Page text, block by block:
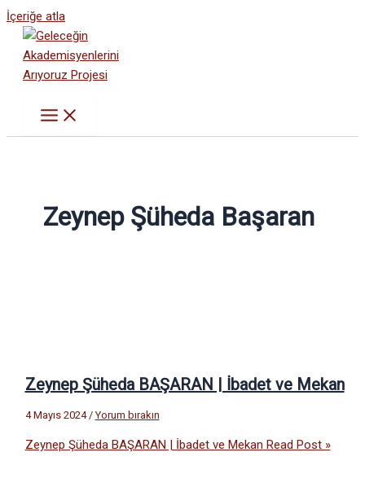
İçeriğe atla
Zeynep Şüheda Başaran
Zeynep Şüheda BAŞARAN | İbadet ve Mekan
4 Mayıs 2024/Yorum bırakın
Zeynep Şüheda BAŞARAN | İbadet ve Mekan Read Post »